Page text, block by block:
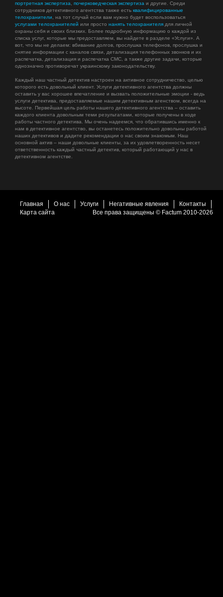
портретная экспертиза
почерковедческая экспертиза и другие. Среди
сотрудников детективного агентства также есть квалифицированные
телохранители , на тот случай если вам нужно будет воспользоваться
услугами телохранителей или просто нанять телохранителя для личной
охраны себя и своих близких. Более подробную информацию о каждой из
списка услуг, которые мы предоставляем, вы найдете в разделе «Услуги». А
вот, что мы не делаем: вбивание долгов, прослушка телефонов, прослушка и
снятие информации с каналов связи, детализация телефонных звонков и их
распечатка, детализация и распечатка СМС, а также другие задачи, которые
однозначно противоречат украинскому законодательству.
Каждый наш частный детектив настроен на активное сотрудничество, целью
которого есть довольный клиент. Услуги детективного агентства должны
оставить у вас хорошее впечатление и вызвать положительные эмоции - ведь
услуги детектива, предоставляемые нашим детективным агенством, всегда на
высоте. Первейшая цель работы нашего детективного агентства – оставить
каждого клиента довольным теми результатами, которые получены в ходе
работы частного детектива. Мы очень надеемся, что обратившись именно к
нам в детективное агентство, вы останетесь положительно довольны работой
наших детективов и дадите рекомендации о нас своим знакомым. Наш
основной актив – наши довольные клиенты, за их удовлетворенность несет
ответственность каждый частный детектив, который работающий у нас в
детективном агентстве.
Главная О нас Услуги Негативные явления
Контакты
Карта сайта
Все права защищены © Factum 2010-2026